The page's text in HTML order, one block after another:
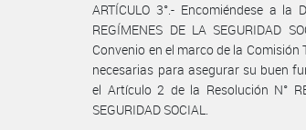
ARTÍCULO 3°.- Encomiéndese a la
REGÍMENES DE LA SEGURIDAD
Convenio en el marco de la
necesarias para asegurar su buen
el Artículo 2 de la Resolución N°
SEGURIDAD SOCIAL.